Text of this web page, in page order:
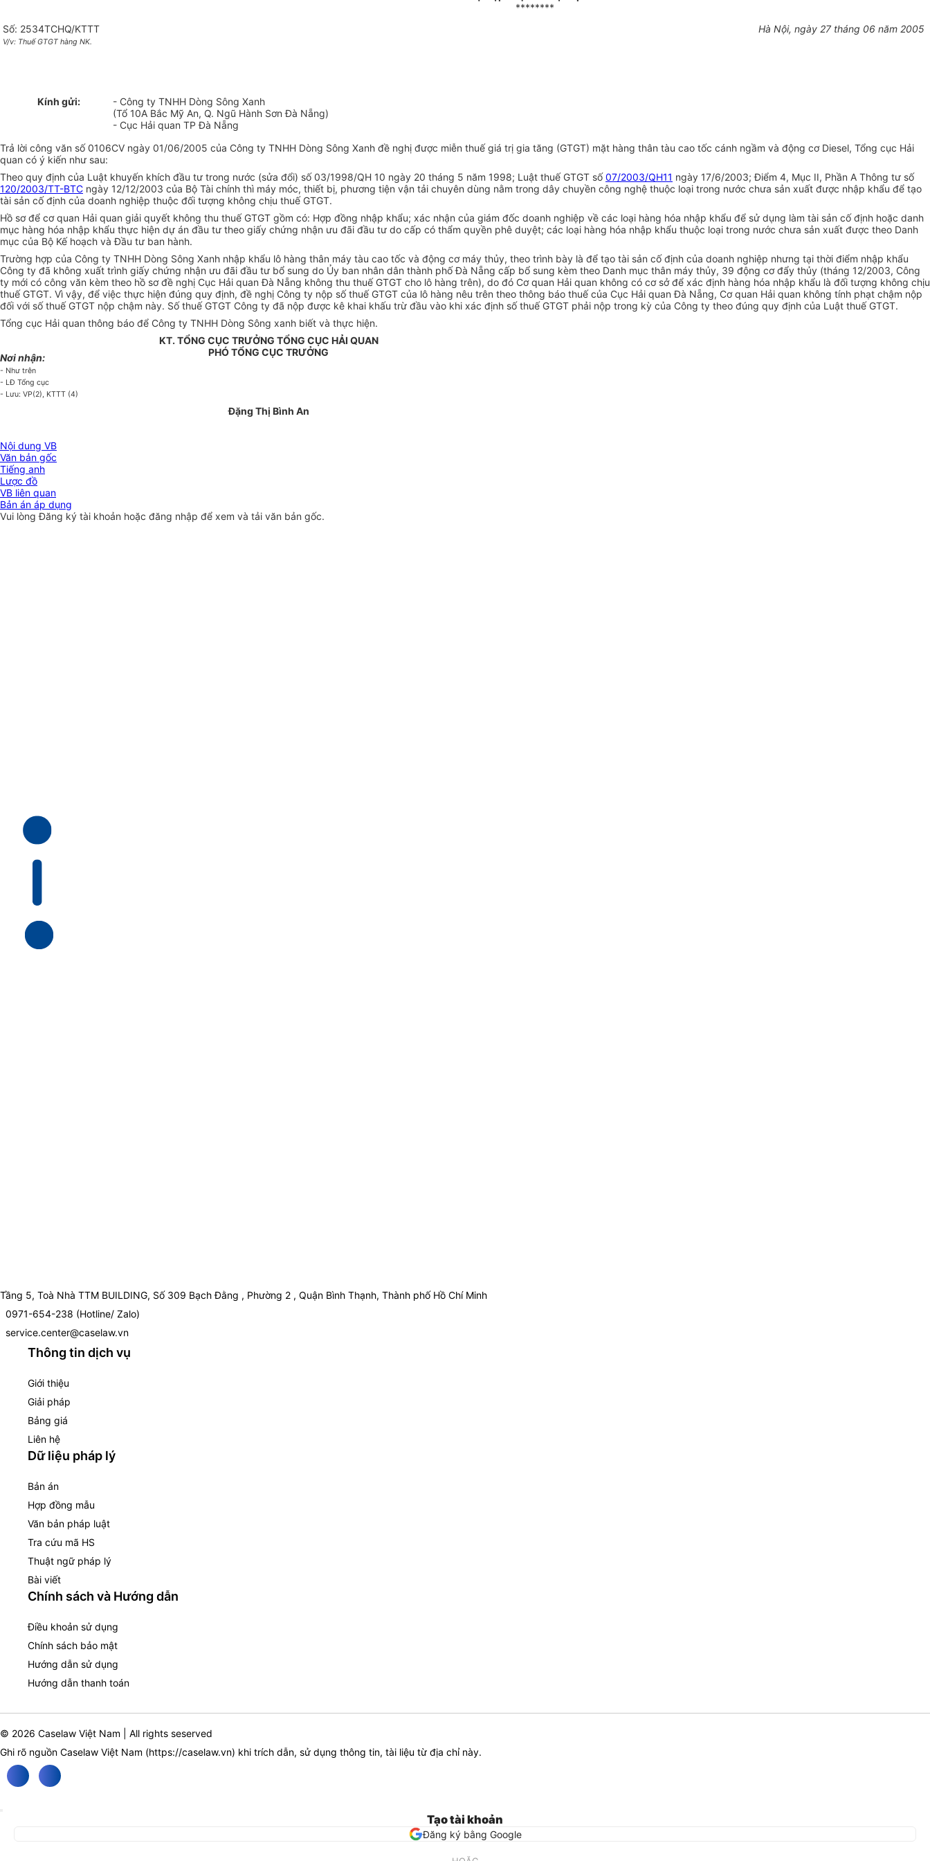
********
Số: 2534TCHQ/KTTT
V/v: Thuế GTGT hàng NK.
Hà Nội, ngày 27 tháng 06 năm 2005
Kính gửi:
- Công ty TNHH Dòng Sông Xanh
(Tổ 10A Bắc Mỹ An, Q. Ngũ Hành Sơn Đà Nẵng)
- Cục Hải quan TP Đà Nẵng
Trả lời công văn số 0106CV ngày 01/06/2005 của Công ty TNHH Dòng Sông Xanh đề nghị được miễn thuế giá trị gia tăng (GTGT) mặt hàng thân tàu cao tốc cánh ngầm và động cơ Diesel, Tổng cục Hải
quan có ý kiến như sau:
Theo quy định của Luật khuyến khích đầu tư trong nước (sửa đổi) số 03/1998/QH 10 ngày 20 tháng 5 năm 1998; Luật thuế GTGT số07/2003/QH11 ngày 17/6/2003; Điểm 4, Mục II, Phần A Thông tư số
120/2003/TT-BTC ngày 12/12/2003 của Bộ Tài chính thì máy móc, thiết bị, phương tiện vận tải chuyên dùng nằm trong dây chuyền công nghệ thuộc loại trong nước chưa sản xuất được nhập khẩu để tạo
tài sản cố định của doanh nghiệp thuộc đối tượng không chịu thuế GTGT.
Hồ sơ để cơ quan Hải quan giải quyết không thu thuế GTGT gồm có: Hợp đồng nhập khẩu; xác nhận của giám đốc doanh nghiệp về các loại hàng hóa nhập khẩu để sử dụng làm tài sản cố định hoặc danh
mục hàng hóa nhập khẩu thực hiện dự án đầu tư theo giấy chứng nhận ưu đãi đầu tư do cấp có thẩm quyền phê duyệt; các loại hàng hóa nhập khẩu thuộc loại trong nước chưa sản xuất được theo Danh
mục của Bộ Kế hoạch và Đầu tư ban hành.
Trường hợp của Công ty TNHH Dòng Sông Xanh nhập khẩu lô hàng thân máy tàu cao tốc và động cơ máy thủy, theo trình bày là để tạo tài sản cố định của doanh nghiệp nhưng tại thời điểm nhập khẩu
Công ty đã không xuất trình giấy chứng nhận ưu đãi đầu tư bổ sung do Ủy ban nhân dân thành phố Đà Nẵng cấp bổ sung kèm theo Danh mục thân máy thủy, 39 động cơ đẩy thủy (tháng 12/2003, Công
ty mới có công văn kèm theo hồ sơ đề nghị Cục Hải quan Đà Nẵng không thu thuế GTGT cho lô hàng trên), do đó Cơ quan Hải quan không có cơ sở để xác định hàng hóa nhập khẩu là đối tượng không chịu
thuế GTGT. Vì vậy, để việc thực hiện đúng quy định, đề nghị Công ty nộp số thuế GTGT của lô hàng nêu trên theo thông báo thuế của Cục Hải quan Đà Nẵng, Cơ quan Hải quan không tính phạt chậm nộp
đối với số thuế GTGT nộp chậm này. Số thuế GTGT Công ty đã nộp được kê khai khấu trừ đầu vào khi xác định số thuế GTGT phải nộp trong kỳ của Công ty theo đúng quy định của Luật thuế GTGT.
Tổng cục Hải quan thông báo để Công ty TNHH Dòng Sông xanh biết và thực hiện.
Nơi nhận:
- Như trên
- LĐ Tổng cục
- Lưu: VP(2), KTTT (4)
KT. TỔNG CỤC TRƯỞNG TỔNG CỤC HẢI QUAN
PHÓ TỔNG CỤC TRƯỞNG
Đặng Thị Bình An
Nội dung VB
Văn bản gốc
Tiếng anh
Lược đồ
VB liên quan
Bản án áp dụng
Vui lòngĐăng ký tài khoản hoặc đăng nhập để xem và tải văn bản gốc.
Tầng 5, Toà Nhà TTM BUILDING, Số 309 Bạch Đằng , Phường 2 , Quận Bình Thạnh, Thành phố Hồ Chí Minh
0971-654-238 (Hotline/ Zalo)
service.center@caselaw.vn
Thông tin dịch vụ
Giới thiệu
Giải pháp
Bảng giá
Liên hệ
Dữ liệu pháp lý
Bản án
Hợp đồng mẫu
Văn bản pháp luật
Tra cứu mã HS
Thuật ngữ pháp lý
Bài viết
Chính sách và Hướng dẫn
Điều khoản sử dụng
Chính sách bảo mật
Hướng dẫn sử dụng
Hướng dẫn thanh toán
© 2026 Caselaw Việt Nam | All rights seserved
Ghi rõ nguồn Caselaw Việt Nam (https://caselaw.vn) khi trích dẫn, sử dụng thông tin, tài liệu từ địa chỉ này.
Tạo tài khoản
Đăng ký bằng Google